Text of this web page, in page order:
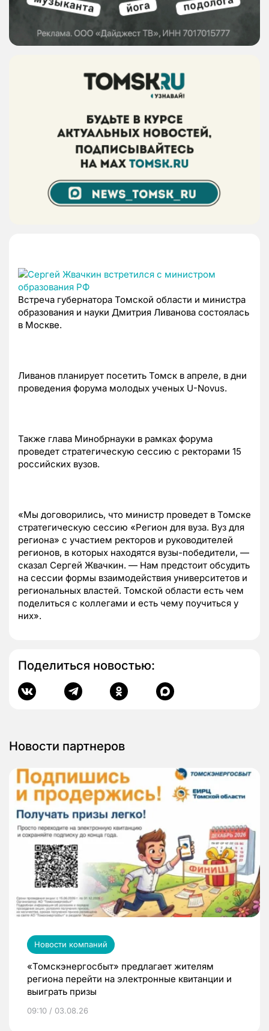
Встреча губернатора Томской области и министра
образования и науки Дмитрия Ливанова состоялась
в Москве.
Ливанов планирует посетить Томск в апреле, в дни
проведения форума молодых ученых U-Novus.
Также глава Минобрнауки в рамках форума
проведет стратегическую сессию с ректорами 15
российских вузов.
«Мы договорились, что министр проведет в Томске
стратегическую сессию «Регион для вуза. Вуз для
региона» с участием ректоров и руководителей
регионов, в которых находятся вузы-победители, —
сказал Сергей Жвачкин. — Нам предстоит обсудить
на сессии формы взаимодействия университетов и
региональных властей. Томской области есть чем
поделиться с коллегами и есть чему поучиться у
них».
Поделиться новостью:
Новости партнеров
Новости компаний
«Томскэнергосбыт» предлагает жителям
региона перейти на электронные квитанции и
выиграть призы
09:10 / 03.08.26